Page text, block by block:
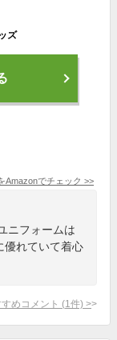
ズ
Amazonでチェック >>
ニフォームは
優れていて着心
めコメント (1 件) >